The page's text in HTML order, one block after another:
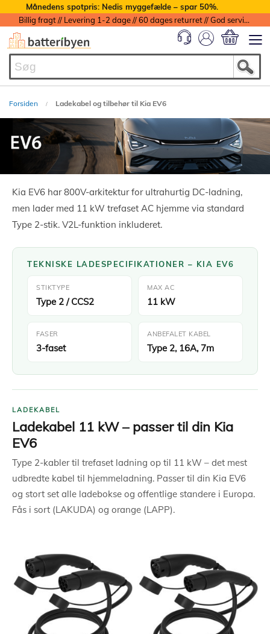
Månedens spotpris: Nedis myggefælde – spar 50%.
Billig fragt // Levering 1-2 dage // 60 dages returret // God service med garanti
Forsiden Ladekabel og tilbehør til Kia EV6
Kia EV6 har 800V-arkitektur for ultrahurtig DC-ladning,
men lader med 11 kW trefaset AC hjemme via standard
Type 2-stik. V2L-funktion inkluderet.
TEKNISKE LADESPECIFIKATIONER – KIA EV6
STIKTYPE
Type 2 / CCS2
MAX AC
11 kW
FASER
3-faset
ANBEFALET KABEL
Type 2, 16A, 7m
LADEKABEL
Ladekabel 11 kW – passer til din Kia
EV6
Type 2-kabler til trefaset ladning op til 11 kW – det mest
udbredte kabel til hjemmeladning. Passer til din Kia EV6
og stort set alle ladebokse og offentlige standere i Europa.
Fås i sort (LAKUDA) og orange (LAPP).